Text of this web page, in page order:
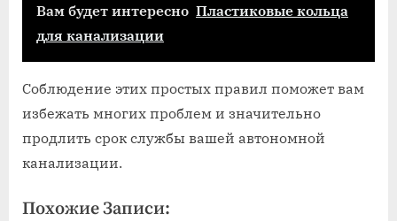
Вам будет интересно Пластиковые кольца
для канализации
Соблюдение этих простых правил поможет вам
избежать многих проблем и значительно
продлить срок службы вашей автономной
канализации.
Похожие Записи: